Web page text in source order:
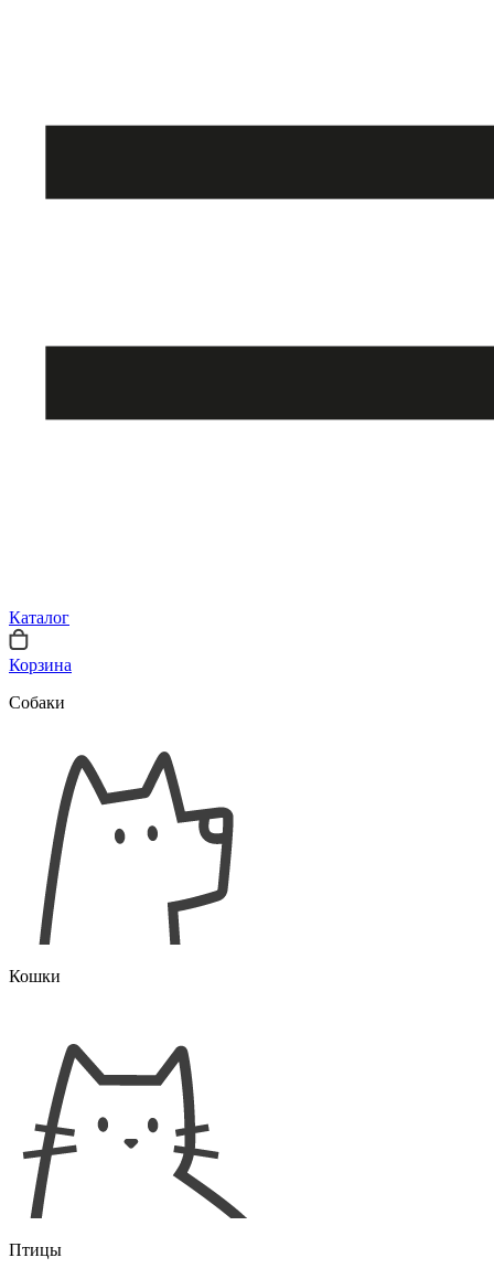
Каталог
Корзина
Собаки
Кошки
Птицы